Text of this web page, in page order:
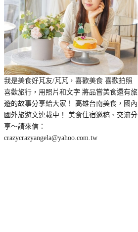
我是美食好芃友/芃芃，喜歡美食 喜歡拍照
喜歡旅行，用照片和文字 將品嘗美食還有旅
遊的故事分享給大家！ 高雄台南美食，國內
國外旅遊文連載中！ 美食住宿邀稿、交流分
享～請來信：
crazycrazyangela@yahoo.com.tw